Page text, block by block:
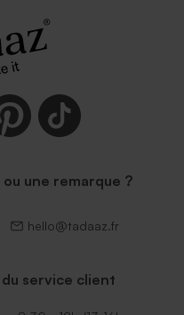
une remarque ?
hello@tadaaz.fr
service client